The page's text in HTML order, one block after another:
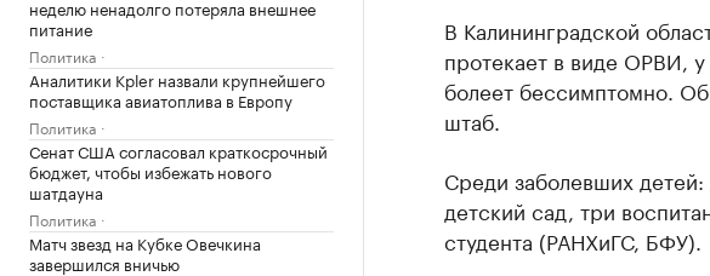
неделю ненадолго потеряла внешнее
питание
Политика
Аналитики Kpler назвали крупнейшего
поставщика авиатоплива в Европу
Политика
Сенат США согласовал краткосрочный
бюджет, чтобы избежать нового
шатдауна
Политика
Матч звезд на Кубке Овечкина
завершился вничью
В Калининградской
протекает в виде ОРВИ,
болеет бессимптомно.
штаб.
Среди заболевших
детский сад, три
студента (РАНХиГС, БФУ).